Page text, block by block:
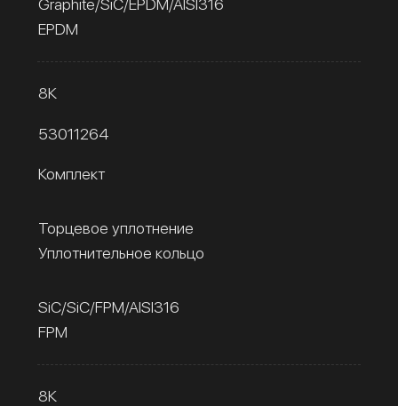
Graphite/SiC/EPDM/AISI316
EPDM
8К
53011264
Комплект
Торцевое уплотнение
Уплотнительное кольцо
SiC/SiC/FPM/AISI316
FPM
8К